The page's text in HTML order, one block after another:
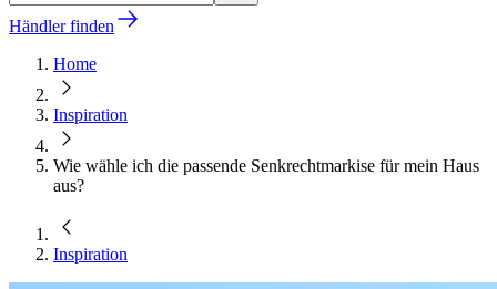
Händler finden
Home
Inspiration
Wie wähle ich die passende Senkrechtmarkise für mein Haus
aus?
Inspiration